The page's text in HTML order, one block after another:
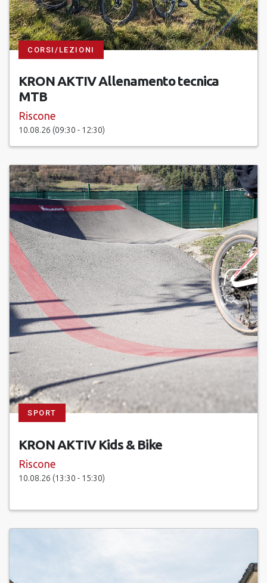
CORSI/LEZIONI
KRON AKTIV Allenamento tecnica
MTB
Riscone
10.08.26 (09:30 - 12:30)
SPORT
KRON AKTIV Kids & Bike
Riscone
10.08.26 (13:30 - 15:30)